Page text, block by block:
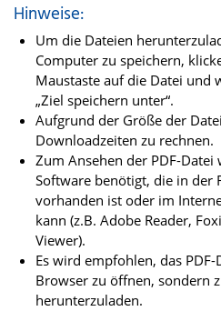
Hinweise:
Um die Dateien
Computer zu speichern,
Maustaste auf die Datei und
„Ziel speichern unter“.
Aufgrund der Größe der
Downloadzeiten zu rechnen.
Zum Ansehen der PDF-
Software benötigt, die in der
vorhanden ist oder im
kann (z.B. Adobe Reader,
Viewer).
Es wird empfohlen, das
Browser zu öffnen, sondern
herunterzuladen.